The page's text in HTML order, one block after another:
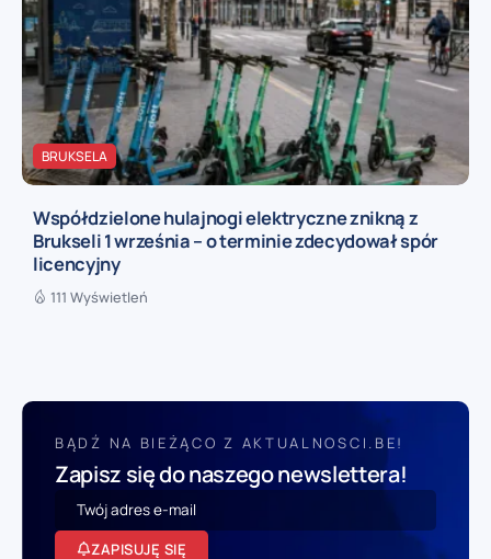
BRUKSELA
Współdzielone hulajnogi elektryczne znikną z
Brukseli 1 września – o terminie zdecydował spór
licencyjny
111 Wyświetleń
BĄDŹ NA BIEŻĄCO Z AKTUALNOSCI.BE!
Zapisz się do naszego newslettera!
ZAPISUJĘ SIĘ